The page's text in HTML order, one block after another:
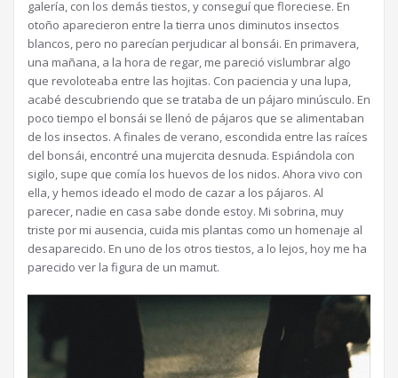
galería, con los demás tiestos, y conseguí que floreciese. En
otoño aparecieron entre la tierra unos diminutos insectos
blancos, pero no parecían perjudicar al bonsái. En primavera,
una mañana, a la hora de regar, me pareció vislumbrar algo
que revoloteaba entre las hojitas. Con paciencia y una lupa,
acabé descubriendo que se trataba de un pájaro minúsculo. En
poco tiempo el bonsái se llenó de pájaros que se alimentaban
de los insectos. A finales de verano, escondida entre las raíces
del bonsái, encontré una mujercita desnuda. Espiándola con
sigilo, supe que comía los huevos de los nidos. Ahora vivo con
ella, y hemos ideado el modo de cazar a los pájaros. Al
parecer, nadie en casa sabe donde estoy. Mi sobrina, muy
triste por mi ausencia, cuida mis plantas como un homenaje al
desaparecido. En uno de los otros tiestos, a lo lejos, hoy me ha
parecido ver la figura de un mamut.